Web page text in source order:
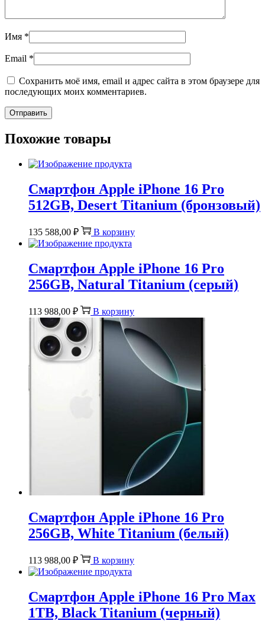
Имя *
Email *
Сохранить моё имя, email и адрес сайта в этом браузере для
последующих моих комментариев.
Похожие товары
Смартфон Apple iPhone 16 Pro
512GB, Desert Titanium (бронзовый)
135 588,00 ₽ В корзину
Смартфон Apple iPhone 16 Pro
256GB, Natural Titanium (серый)
113 988,00 ₽ В корзину
Смартфон Apple iPhone 16 Pro
256GB, White Titanium (белый)
113 988,00 ₽ В корзину
Смартфон Apple iPhone 16 Pro Max
1TB, Black Titanium (черный)